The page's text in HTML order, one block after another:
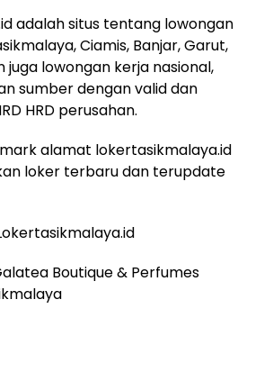
adalah situs tentang lowongan
Ciamis, Banjar, Garut,
juga lowongan kerja nasional,
sumber dengan valid dan
HRD perusahan.
alamat lokertasikmalaya.id
loker terbaru dan terupdate
Boutique & Perfumes